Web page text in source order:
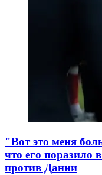
"Вот это меня
что его поразило
против Дании